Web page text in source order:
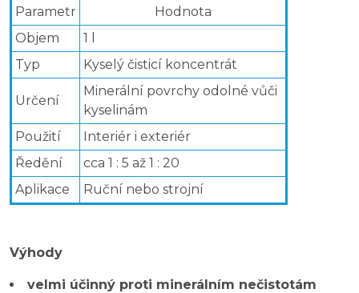
Parametr
Hodnota
Objem
1 l
Typ
Kyselý čisticí koncentrát
Určení
Minerální povrchy odolné vůči
kyselinám
Použití
Interiér i exteriér
Ředění
cca 1 : 5 až 1 : 20
Aplikace
Ruční nebo strojní
Výhody
velmi účinný proti minerálním nečistotám